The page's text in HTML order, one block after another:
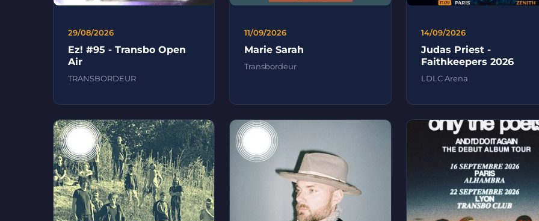
29/08/2026
Ez! #95 - Transbo Open
Air
TRANSBORDEUR
11/09/2026
Marie Sarah
Transbordeur
14/09/2026
Judas Priest -
Faithkeepers 2026
LDLC Arena